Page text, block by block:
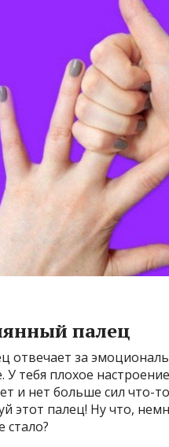
палец
отвечает за
У тебя плохое
и нет больше сил что-
этот палец! Ну что,
стало?